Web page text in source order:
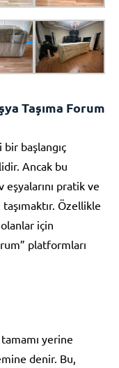
Taşıma Forum
bir başlangıç
Ancak bu
eşyalarını pratik ve
Özellikle
için
platformları
yerine
denir. Bu,